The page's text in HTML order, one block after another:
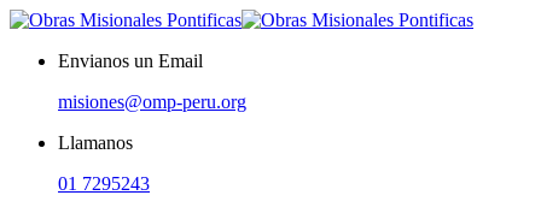
Envianos un Email
misiones@omp-peru.org
Llamanos
01 7295243